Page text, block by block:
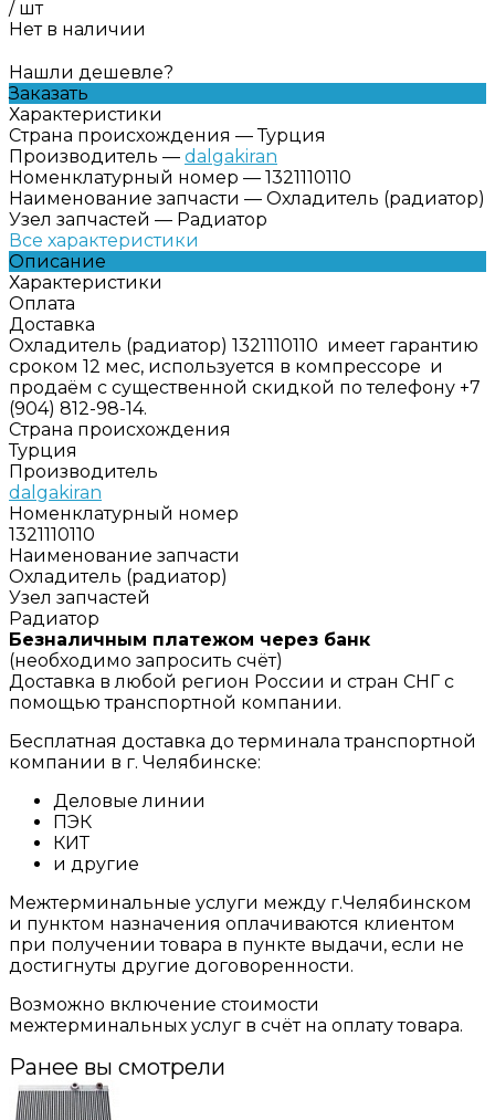
/ шт
Нет в наличии
Нашли дешевле?
Заказать
Характеристики
Страна происхождения — Турция
Производитель — dalgakiran
Номенклатурный номер — 1321110110
Наименование запчасти — Охладитель (радиатор)
Узел запчастей — Радиатор
Все характеристики
Описание
Характеристики
Оплата
Доставка
Охладитель (радиатор) 1321110110 имеет гарантию
сроком 12 мес, используется в компрессоре и
продаём с существенной скидкой по телефону +7
(904) 812-98-14.
Страна происхождения
Турция
Производитель
dalgakiran
Номенклатурный номер
1321110110
Наименование запчасти
Охладитель (радиатор)
Узел запчастей
Радиатор
Безналичным платежом через банк
(необходимо запросить счёт)
Доставка в любой регион России и стран СНГ с
помощью транспортной компании.
Бесплатная доставка до терминала транспортной
компании в г. Челябинске:
Деловые линии
ПЭК
КИТ
и другие
Межтерминальные услуги между г.Челябинском
и пунктом назначения оплачиваются клиентом
при получении товара в пункте выдачи, если не
достигнуты другие договоренности.
Возможно включение стоимости
межтерминальных услуг в счёт на оплату товара.
Ранее вы смотрели